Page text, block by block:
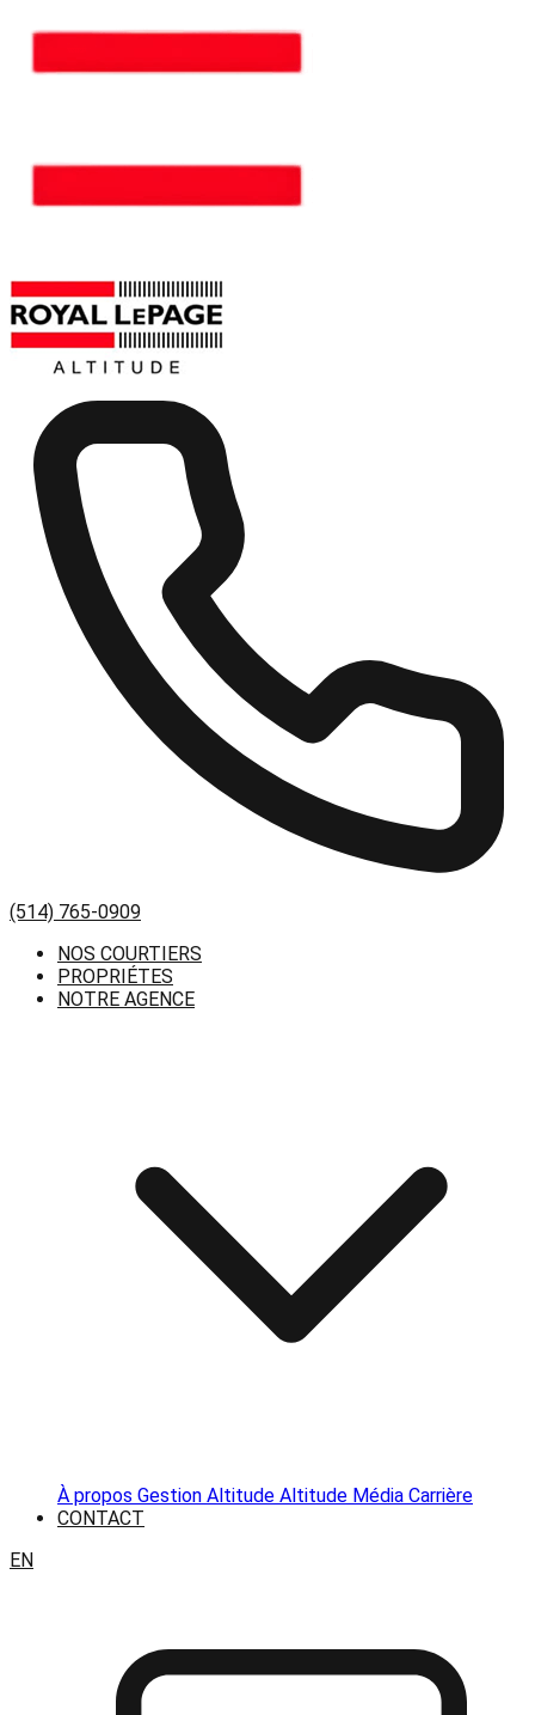
(514) 765-0909
NOS COURTIERS
PROPRIÉTES
NOTRE AGENCE
À propos Gestion Altitude Altitude Média Carrière
CONTACT
EN